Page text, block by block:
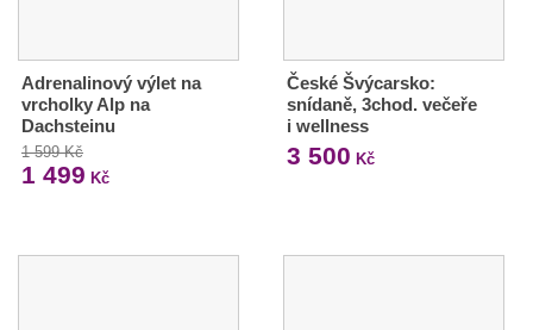
Adrenalinový výlet na
vrcholky Alp na
Dachsteinu
1 599 Kč
1 499 Kč
České Švýcarsko:
snídaně, 3chod. večeře
i wellness
3 500 Kč